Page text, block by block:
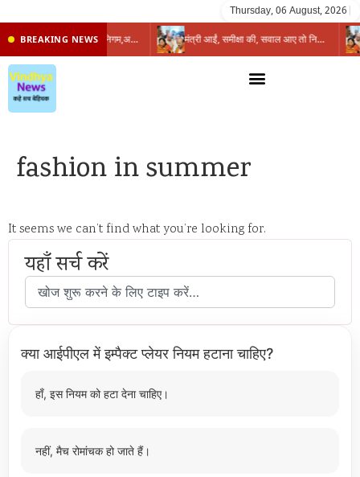
Thursday, 06 August, 2026
BREAKING NEWS प्रभारी मंत्री के निशाने पर नगर निगम,अफसरों को 10 दिन का अल्टीमेटम,नहीं होगी कार्रवाई, महापौर-आयुक्त के बीच सौहार्दहीनता पर मंत्री ने उठाए सवाल मंत्री आईं, समीक्षा की, सवाल आए तो निकल गईं – खाली जयंत चौंकीं पर नहीं दिया जवाब
fashion in summer
It seems we can’t find what you’re looking for.
यहाँ सर्च करें
क्या आईपीएल में इम्पैक्ट प्लेयर नियम हटाना चाहिए?
हाँ, इस नियम को हटा देना चाहिए।
नहीं, मैच रोमांचक हो जाते हैं।